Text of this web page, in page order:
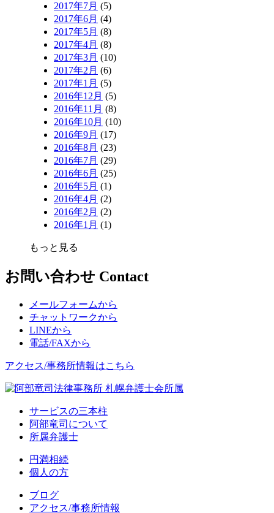
2017年7月 (5)
2017年6月 (4)
2017年5月 (8)
2017年4月 (8)
2017年3月 (10)
2017年2月 (6)
2017年1月 (5)
2016年12月 (5)
2016年11月 (8)
2016年10月 (10)
2016年9月 (17)
2016年8月 (23)
2016年7月 (29)
2016年6月 (25)
2016年5月 (1)
2016年4月 (2)
2016年2月 (2)
2016年1月 (1)
もっと見る
お問い合わせ Contact
メールフォームから
チャットワークから
LINEから
電話/FAXから
アクセス/事務所情報はこちら
サービスの三本柱
阿部竜司について
所属弁護士
円満相続
個人の方
ブログ
アクセス/事務所情報